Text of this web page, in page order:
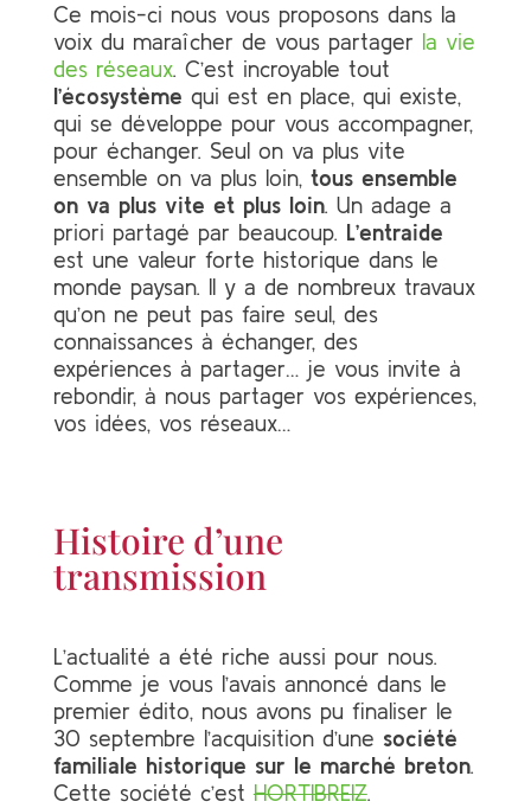
Ce mois-ci nous vous proposons dans la
voix du maraîcher de vous partager la vie
des réseaux. C’est incroyable tout
l’écosystème qui est en place, qui existe,
qui se développe pour vous accompagner,
pour échanger. Seul on va plus vite
ensemble on va plus loin, tous ensemble
on va plus vite et plus loin. Un adage a
priori partagé par beaucoup. L’entraide
est une valeur forte historique dans le
monde paysan. Il y a de nombreux travaux
qu’on ne peut pas faire seul, des
connaissances à échanger, des
expériences à partager… je vous invite à
rebondir, à nous partager vos expériences,
vos idées, vos réseaux…
Histoire d’une
transmission
L’actualité a été riche aussi pour nous.
Comme je vous l’avais annoncé dans le
premier édito, nous avons pu finaliser le
30 septembre l’acquisition d’une société
familiale historique sur le marché breton.
Cette société c’estHORTIBREIZ.